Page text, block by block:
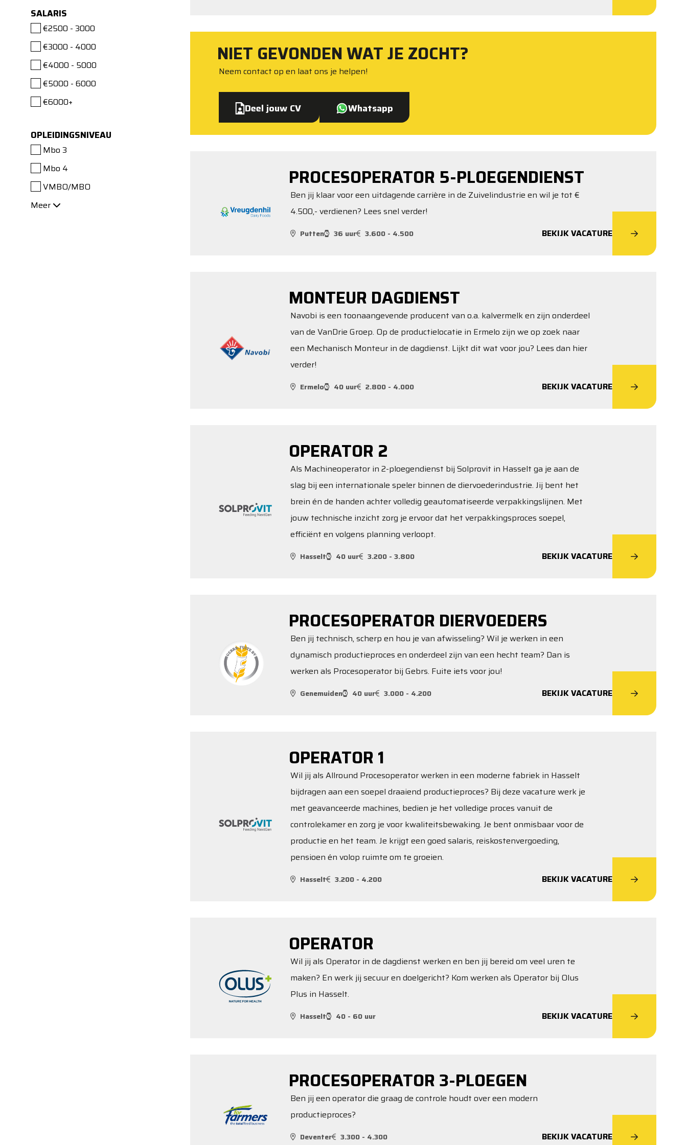
SALARIS
€2500 - 3000
€3000 - 4000
€4000 - 5000
€5000 - 6000
€6000+
OPLEIDINGSNIVEAU
Mbo 3
Mbo 4
VMBO/MBO
Meer
NIET GEVONDEN WAT JE ZOCHT?
Neem contact op en laat ons je helpen!
Deel jouw CV Whatsapp
PROCESOPERATOR 5-PLOEGENDIENST
Ben jij klaar voor een uitdagende carrière in de Zuivelindustrie en wil je tot €
4.500,- verdienen? Lees snel verder!
Putten 36 uur 3.600 - 4.500 BEKIJK VACATURE
MONTEUR DAGDIENST
Navobi is een toonaangevende producent van o.a. kalvermelk en zijn onderdeel
van de VanDrie Groep. Op de productielocatie in Ermelo zijn we op zoek naar
een Mechanisch Monteur in de dagdienst. Lijkt dit wat voor jou? Lees dan hier
verder!
Ermelo 40 uur 2.800 - 4.000 BEKIJK VACATURE
OPERATOR 2
Als Machineoperator in 2-ploegendienst bij Solprovit in Hasselt ga je aan de
slag bij een internationale speler binnen de diervoederindustrie. Jij bent het
brein én de handen achter volledig geautomatiseerde verpakkingslijnen. Met
jouw technische inzicht zorg je ervoor dat het verpakkingsproces soepel,
efficiënt en volgens planning verloopt.
Hasselt 40 uur 3.200 - 3.800 BEKIJK VACATURE
PROCESOPERATOR DIERVOEDERS
Ben jij technisch, scherp en hou je van afwisseling? Wil je werken in een
dynamisch productieproces en onderdeel zijn van een hecht team? Dan is
werken als Procesoperator bij Gebrs. Fuite iets voor jou!
Genemuiden 40 uur 3.000 - 4.200 BEKIJK VACATURE
OPERATOR 1
Wil jij als Allround Procesoperator werken in een moderne fabriek in Hasselt
bijdragen aan een soepel draaiend productieproces? Bij deze vacature werk je
met geavanceerde machines, bedien je het volledige proces vanuit de
controlekamer en zorg je voor kwaliteitsbewaking. Je bent onmisbaar voor de
productie en het team. Je krijgt een goed salaris, reiskostenvergoeding,
pensioen én volop ruimte om te groeien.
Hasselt 3.200 - 4.200 BEKIJK VACATURE
OPERATOR
Wil jij als Operator in de dagdienst werken en ben jij bereid om veel uren te
maken? En werk jij secuur en doelgericht? Kom werken als Operator bij Olus
Plus in Hasselt.
Hasselt 40 - 60 uur BEKIJK VACATURE
PROCESOPERATOR 3-PLOEGEN
Ben jij een operator die graag de controle houdt over een modern
productieproces?
Deventer 3.300 - 4.300 BEKIJK VACATURE